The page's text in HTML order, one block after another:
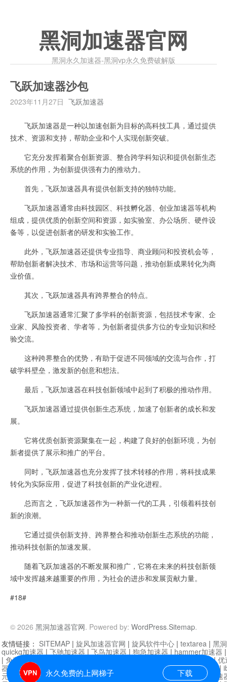
黑洞加速器官网
黑洞永久加速器-黑洞vp永久免费破解版
飞跃加速器沙包
2023年11月27日 飞跃加速器
飞跃加速器是一种以加速创新为目标的高科技工具，通过提供
技术、资源和支持，帮助企业和个人实现创新突破。
它充分发挥着聚合创新资源、整合跨学科知识和提供创新生态
系统的作用，为创新提供强有力的推动力。
首先，飞跃加速器具有提供创新支持的独特功能。
飞跃加速器通常由科技园区、科技孵化器、创业加速器等机构
组成，提供优质的创新空间和资源，如实验室、办公场所、硬件设
备等，以促进创新者的研发和实验工作。
此外，飞跃加速器还提供专业指导、商业顾问和投资机会等，
帮助创新者解决技术、市场和运营等问题，推动创新成果转化为商
业价值。
其次，飞跃加速器具有跨界整合的特点。
飞跃加速器通常汇聚了多学科的创新资源，包括技术专家、企
业家、风险投资者、学者等，为创新者提供多方位的专业知识和经
验交流。
这种跨界整合的优势，有助于促进不同领域的交流与合作，打
破学科壁垒，激发新的创意和想法。
最后，飞跃加速器在科技创新领域中起到了积极的推动作用。
飞跃加速器通过提供创新生态系统，加速了创新者的成长和发
展。
它将优质创新资源聚集在一起，构建了良好的创新环境，为创
新者提供了展示和推广的平台。
同时，飞跃加速器也充分发挥了技术转移的作用，将科技成果
转化为实际应用，促进了科技创新的产业化进程。
总而言之，飞跃加速器作为一种新一代的工具，引领着科技创
新的浪潮。
它通过提供创新支持、跨界整合和推动创新生态系统的功能，
推动科技创新的加速发展。
随着飞跃加速器的不断发展和推广，它将在未来的科技创新领
域中发挥越来越重要的作用，为社会的进步和发展贡献力量。
#18#
© 2026 黑洞加速器官网. Powered by: WordPress.Sitemap.
永久免费的上网梯子 下载
友情链接： SITEMAP | 旋风加速器官网 | 旋风软件中心 | textarea | 黑
quickq加速器 | 飞驰加速器 | 飞鸟加速器 | 狗急加速器 | hammer加速器
| 免费vqn加速外网 迷雾通|优
器| 快柠檬加速器 |黑洞加速 |falemon 快橙加速器|anycast加速器 |
元机场加速器 |一元机场|老王加速器 | 白石山|
小牛加速